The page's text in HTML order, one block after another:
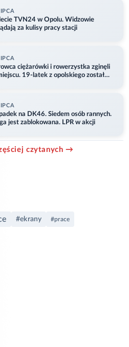
TVN24 w Opolu. Widzowie
za kulisy pracy stacji
ciężarówki i rowerzystka zginęli
19-latek z opolskiego został
na DK46. Siedem osób rannych.
jest zablokowana. LPR w akcji
czytanych →
#ekrany #prace